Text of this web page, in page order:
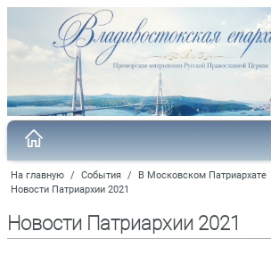
На главную / События / В Московском Патриархате
Новости Патриархии 2021
Новости Патриархии 2021